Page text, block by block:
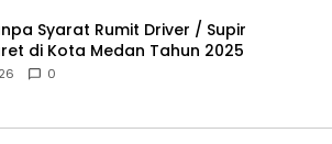
Syarat Rumit Driver / Supir
di Kota Medan Tahun 2025
0